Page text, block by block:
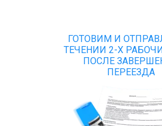
ГОТОВИМ И
ТЕЧЕНИИ 2-Х
ПОСЛЕ
ПЕРЕЕЗДА